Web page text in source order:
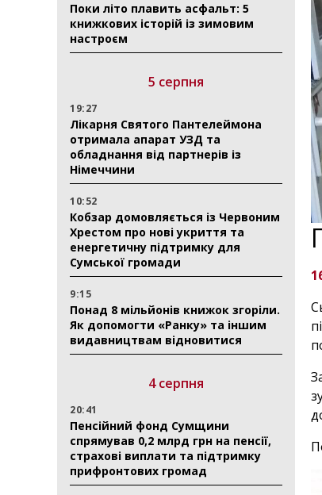
Поки літо плавить асфальт: 5
книжкових історій із зимовим
настроєм
5 серпня
19:27
Лікарня Святого Пантелеймона
отримала апарат УЗД та
обладнання від партнерів із
Німеччини
10:52
Кобзар домовляється із Червоним
Хрестом про нові укриття та
енергетичну підтримку для
Сумської громади
9:15
Понад 8 мільйонів книжок згоріли.
Як допомогти «Ранку» та іншим
видавництвам відновитися
4 серпня
20:41
Пенсійний фонд Сумщини
спрямував 0,2 млрд грн на пенсії,
страхові виплати та підтримку
прифронтових громад